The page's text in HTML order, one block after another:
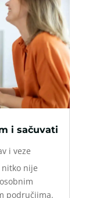
i sačuvati
i veze
nije
područjima.